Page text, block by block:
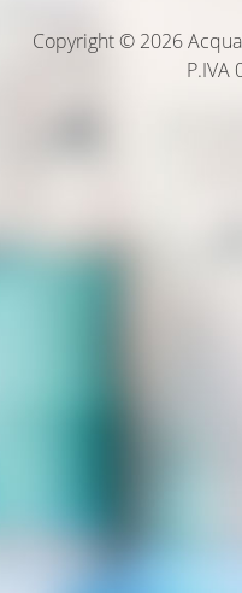
Copyright © 2026
P.IVA